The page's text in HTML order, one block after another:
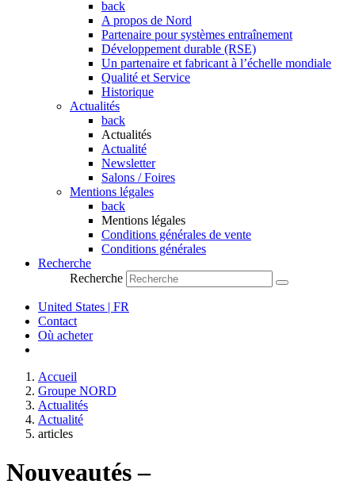
back
A propos de Nord
Partenaire pour systèmes entraînement
Développement durable (RSE)
Un partenaire et fabricant à l’échelle mondiale
Qualité et Service
Historique
Actualités
back
Actualités
Actualité
Newsletter
Salons / Foires
Mentions légales
back
Mentions légales
Conditions générales de vente
Conditions générales
Recherche
Recherche
United States | FR
Contact
Où acheter
Accueil
Groupe NORD
Actualités
Actualité
articles
Nouveautés –